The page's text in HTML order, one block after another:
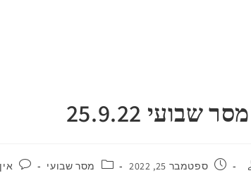
מסר שבועי 25.9.22
ספטמבר 25, 2022 מסר שבועי